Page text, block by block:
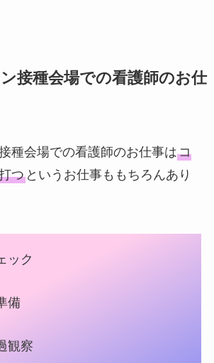
接種会場での看護師のお仕
種会場での看護師のお仕事はコ
つというお仕事ももちろんあり
ック
備
観察